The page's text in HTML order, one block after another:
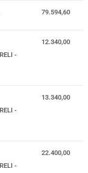
79.594,60
-
12.340,00
-
13.340,00
-
22.400,00